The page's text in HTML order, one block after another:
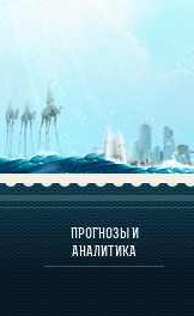
ПРОГНОЗЫ И
АНАЛИТИКА
ЛИЧНОСТЕЙ